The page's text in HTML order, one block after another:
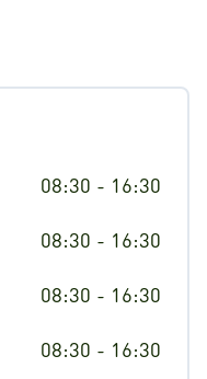
08:30 - 16:30
08:30 - 16:30
08:30 - 16:30
08:30 - 16:30